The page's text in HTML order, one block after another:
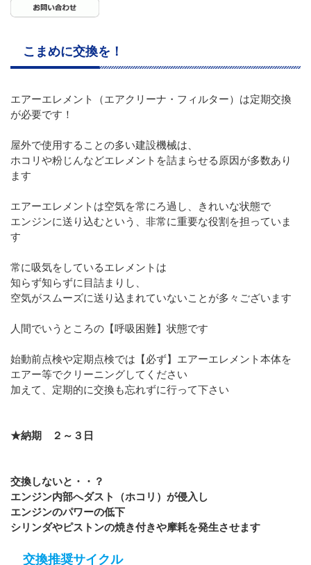
こまめに交換を！
エアーエレメント（エアクリーナ・フィルター）は定期交換
が必要です！
屋外で使用することの多い建設機械は、
ホコリや粉じんなどエレメントを詰まらせる原因が多数あり
ます
エアーエレメントは空気を常にろ過し、きれいな状態で
エンジンに送り込むという、非常に重要な役割を担っていま
す
常に吸気をしているエレメントは
知らず知らずに目詰まりし、
空気がスムーズに送り込まれていないことが多々ございます
人間でいうところの【呼吸困難】状態です
始動前点検や定期点検では【必ず】エアーエレメント本体を
エアー等でクリーニングしてください
加えて、定期的に交換も忘れずに行って下さい
★納期 ２～３日
交換しないと・・？
エンジン内部へダスト（ホコリ）が侵入し
エンジンのパワーの低下
シリンダやピストンの焼き付きや摩耗を発生させます
交換推奨サイクル